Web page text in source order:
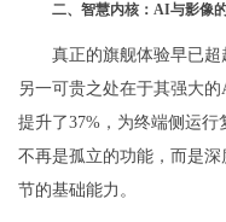
二、智慧内核：AI与影像
真正的旗舰体验早已
另一可贵之处在于其强大
提升了37%，为终端侧运
不再是孤立的功能，而是
节的基础能力。